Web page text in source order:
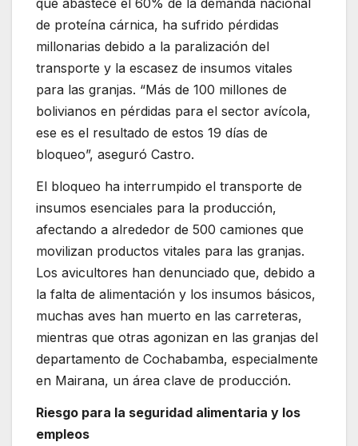
que abastece el 60% de la demanda nacional
de proteína cárnica, ha sufrido pérdidas
millonarias debido a la paralización del
transporte y la escasez de insumos vitales
para las granjas. “Más de 100 millones de
bolivianos en pérdidas para el sector avícola,
ese es el resultado de estos 19 días de
bloqueo”, aseguró Castro.
El bloqueo ha interrumpido el transporte de
insumos esenciales para la producción,
afectando a alrededor de 500 camiones que
movilizan productos vitales para las granjas.
Los avicultores han denunciado que, debido a
la falta de alimentación y los insumos básicos,
muchas aves han muerto en las carreteras,
mientras que otras agonizan en las granjas del
departamento de Cochabamba, especialmente
en Mairana, un área clave de producción.
Riesgo para la seguridad alimentaria y los
empleos